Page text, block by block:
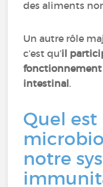
des aliments
Un autre rôle
c’est qu’il
intestinal.
Quel est
notre